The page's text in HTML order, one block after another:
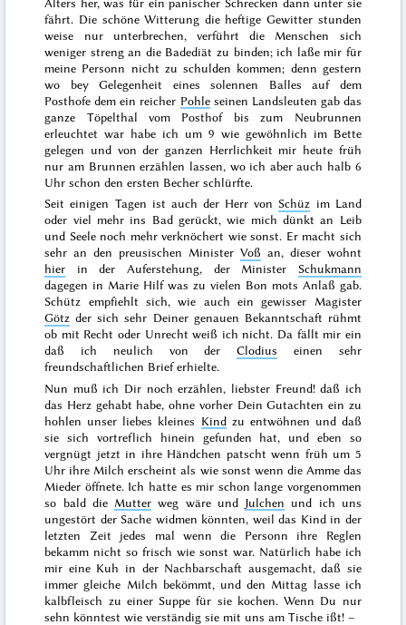
fährt. Die schöne Witterung die heftige Gewitter stunden
weise nur unterbrechen, verführt die Menschen sich
weniger streng an die Badediät zu binden; ich laße mir für
meine Personn nicht zu schulden kommen; denn gestern
wo bey Gelegenheit eines solennen Balles auf dem
Posthofe dem ein reicher Pohleseinen Landsleuten gab das
ganze Töpelthal vom Posthof bis zum Neubrunnen
erleuchtet war habe ich um 9 wie gewöhnlich im Bette
gelegen und von der ganzen Herrlichkeit mir heute früh
nur am Brunnen erzählen lassen, wo ich aber auch halb 6
Uhr schon den ersten Becher schlürfte.
Seit einigen Tagen ist auch der Herr vonSchüz im Land
oder viel mehr ins Bad gerückt, wie mich dünkt an Leib
und Seele noch mehr verknöchert wie sonst. Er macht sich
sehr an den preusischen Minister Voß an, dieser wohnt
hier inder Auferstehung, der Minister Schukmann
dagegen in Marie Hilfwas zu vielen Bon mots Anlaß gab.
Schütz empfiehlt sich, wie auch ein gewisser Magister
Götz der sichsehr Deiner genauen Bekanntschaft rühmt
ob mit Recht oder Unrecht weiß ich nicht. Da fällt mir ein
daß ich neulich von derClodius einen sehr
freundschaftlichen Brief erhielte.
Nun muß ich Dir noch erzählen, liebster Freund! daß ich
das Herz gehabt habe, ohne vorher Dein Gutachten ein zu
hohlen unser liebes kleines Kindzu entwöhnen und daß
sie sich vortreflich hinein gefunden hat, und eben so
vergnügt jetzt in ihre Händchen patscht wenn früh um 5
Uhr ihre Milch erscheint als wie sonst wenn die Amme das
Mieder öffnete. Ich hatte es mir schon lange vorgenommen
so bald die Mutter weg wäre und Julchen und ich uns
ungestört der Sache widmen könnten, weil das Kind in der
letzten Zeit jedes mal wenn die Personn ihre Reglen
bekamm nicht so frisch wie sonst war. Natürlich habe ich
mir eine Kuh in der Nachbarschaft ausgemacht, daß sie
immer gleiche Milch bekömmt, und den Mittag lasse ich
kalbfleisch zu einer Suppe für sie kochen. Wenn Du nur
sehn könntest wie verständig sie mit uns am Tische ißt! –